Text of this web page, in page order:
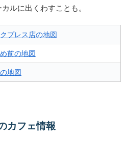
ルに出くわすことも。
プレス店の地図
前の地図
地図
カフェ情報